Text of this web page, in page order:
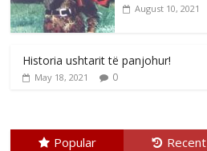
August 10, 2021
Historia ushtarit të panjohur!
May 18, 2021 0
Popular Recent